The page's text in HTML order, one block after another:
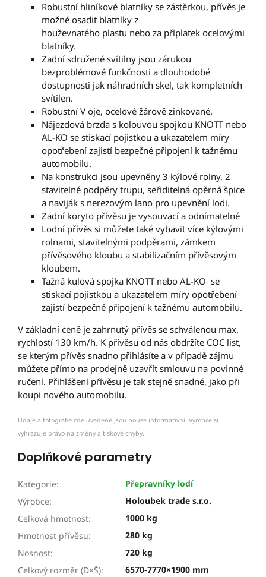
Robustní hliníkové blatníky se zástěrkou, přívěs je
možné osadit blatníky z
houževnatého plastu nebo za příplatek ocelovými
blatníky.
Zadní sdružené svítilny jsou zárukou
bezproblémové funkčnosti a dlouhodobé
dostupnosti jak náhradních skel, tak kompletních
svítilen.
Robustní V oje, ocelové žárově zinkované.
Nájezdová brzda s kolouvou spojkou KNOTT nebo
AL-KO se stiskací pojistkou a ukazatelem míry
opotřebení zajistí bezpečné připojení k tažnému
automobilu.
Na konstrukci jsou upevněny 3 kýlové rolny, 2
stavitelné podpěry trupu, seřiditelná opěrná špice
a naviják s nerezovým lano pro upevnění lodi.
Zadní koryto přívěsu je vysouvací a odnímatelné
Lodní přívěs si můžete také vybavit více kýlovými
rolnami, stavitelnými podpěrami, zámkem
přívěsového kloubu a stabilizačním přívěsovým
kloubem.
Tažná kulová spojka KNOTT nebo AL-KO se
stiskací pojistkou a ukazatelem míry opotřebení
zajistí bezpečné připojení k tažnému automobilu.
V základní ceně je zahrnutý přívěs se schválenou max.
rychlostí 130 km/h. K přívěsu od nás obdržíte COC list,
se kterým přívěs snadno přihlásíte a v případě zájmu
můžete přímo na prodejně uzavřít smlouvu na povinné
ručení. Přihlášení přívěsu je tak stejně snadné, jako při
koupi nového automobilu.
Údaje a fotografie zde uvedené jsou pouze informativní. Výrobce si
vyhrazuje právo na změny a tiskové chyby.
Doplňkové parametry
Kategorie:
Přepravníky lodí
Výrobce:
Holoubek trade s.r.o.
Celková hmotnost:
1000 kg
Hmotnost přívěsu:
280 kg
Nosnost:
720 kg
Celkový rozměr (D×Š):
6570-7770×1900 mm